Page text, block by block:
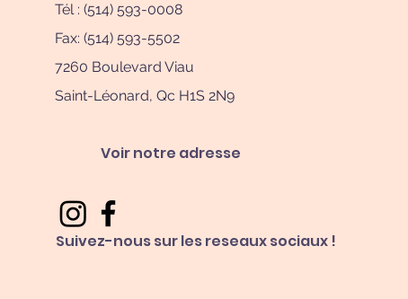
Tél : (514) 593-0008
Fax: (514) 593-5502
7260 Boulevard Viau
Saint-Léonard, Qc H1S 2N9
Voir notre adresse
Suivez-nous sur les reseaux sociaux !